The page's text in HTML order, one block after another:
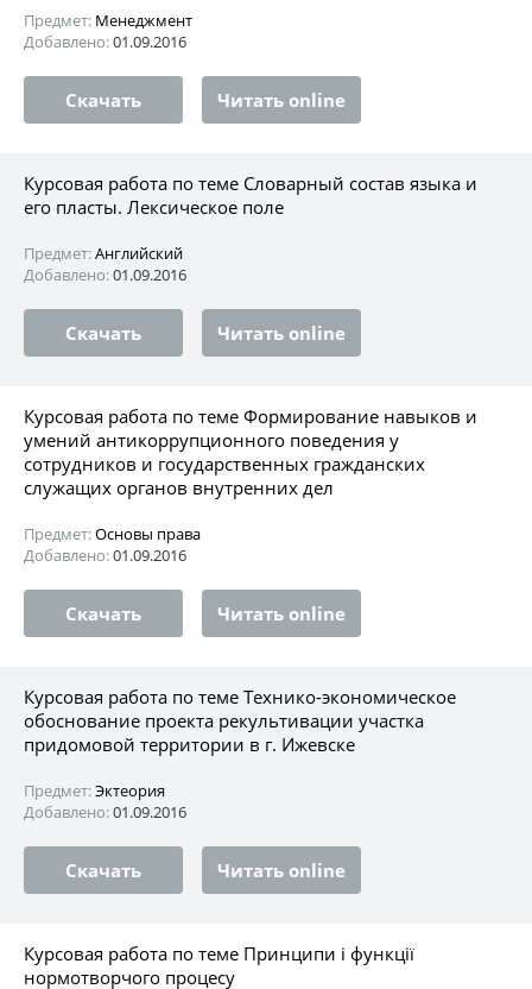
Предмет: Менеджмент
Добавлено:01.09.2016
Скачать Читать online
Курсовая работа по теме Словарный состав языка и
его пласты. Лексическое поле
Предмет:Английский
Добавлено:01.09.2016
Скачать Читать online
Курсовая работа по теме Формирование навыков и
умений антикоррупционного поведения у
сотрудников и государственных гражданских
служащих органов внутренних дел
Предмет:Основы права
Добавлено:01.09.2016
Скачать Читать online
Курсовая работа по теме Технико-экономическое
обоснование проекта рекультивации участка
придомовой территории в г. Ижевске
Предмет:Эктеория
Добавлено:01.09.2016
Скачать Читать online
Курсовая работа по теме Принципи і функції
нормотворчого процесу